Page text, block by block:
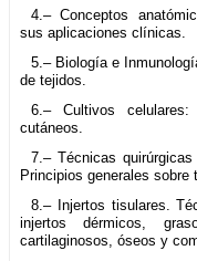
4.– Conceptos
sus aplicaciones clínicas.
5.– Biología e
de tejidos.
6.– Cultivos
cutáneos.
7.– Técnicas
Principios generales
8.– Injertos tisulares.
injertos dérmicos,
cartilaginosos, óseos y